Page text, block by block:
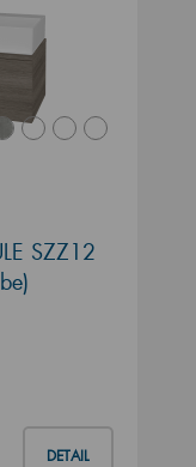
SZZ12
DETAIL